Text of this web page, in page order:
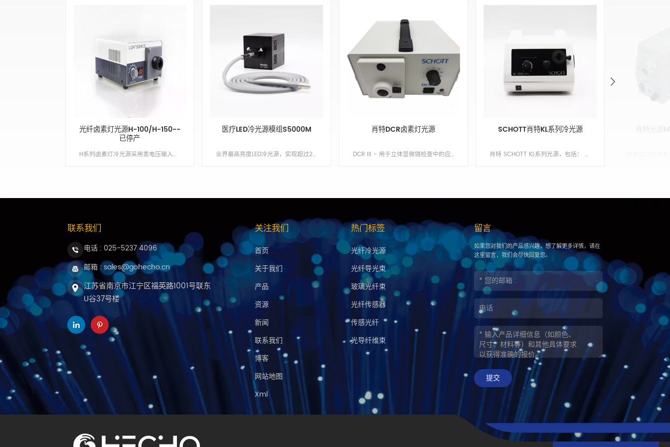
光纤卤素灯光源H-100/H-150--
已停产
H系列卤素灯冷光源采用宽电压输入缓启动设计，有效保护灯泡及主板；抽屉式换灯，高效率散热通道确保冷光源的稳定运行。 Min order:1 ShippingPort:南京 Original Region:南京 Lead Time:1 - 2 周
医疗LED冷光源模组S5000M
业界最高亮度LED冷光源，实现超过250W金卤灯光源的光输出。搭载5u响应时间高速触发功能，提供超高亮度的照明，色温6500K和5400K可选。 Min order:1 ShippingPort:南京 Original Region:南京 Lead Time:1 - 2 周
肖特DCR卤素灯光源
DCR III - 用于立体显微镜检查中的应用卤素冷光源 鸿照科技代理肖特集团DCR/ACE/KL/MEGALIGHT/CV-LS等系列冷光源，规格齐全，欢迎选购！ Color:White Min order:1 ShippingPort:Nanjing Original Region:Germany Lead Time:6-8 周
SCHOTT肖特KL系列冷光源
肖特 SCHOTT KL系列光源，包括： KL 300 LED光源 &ndash; Compact LED light source KL 1600 LED光源 &ndash; Standard LED light source KL 2500 LED光源 &ndash; Advanced LED light source KL 1500 HAL卤素灯光源 &ndash; Halogen light source Color:白色 Min order:1 ShippingPort:南京 Original Region:德国 Lead Time:6-8周
联系我们
电话 : 025-5237 4096
邮箱 : sales@gohecho.cn
江苏省南京市江宁区福英路1001号联东
U谷37号楼
关注我们
首页
关于我们
产品
资源
新闻
联系我们
博客
网站地图
Xml
热门标签
光纤冷光源
光纤导光束
玻璃光纤束
光纤传感器
传感光纤
光导纤维束
留言
如果您对我们的产品感兴趣，想了解更多详情，请在
这里留言，我们会尽快回复您。
提交